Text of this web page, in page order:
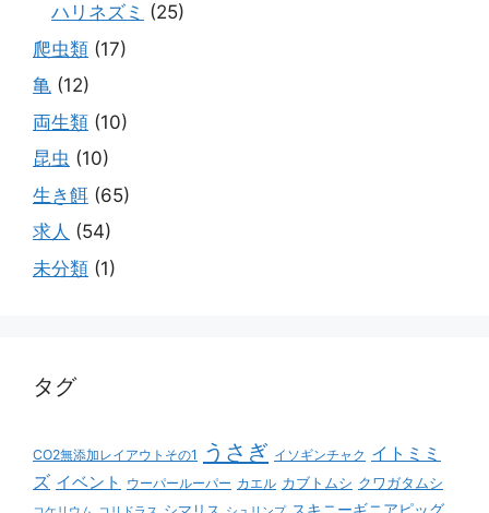
ハリネズミ (25)
爬虫類 (17)
亀 (12)
両生類 (10)
昆虫 (10)
生き餌 (65)
求人 (54)
未分類 (1)
タグ
CO2無添加レイアウトその1 うさぎ イソギンチャク イトミミ
ズ イベント ウーパールーパー カエル カブトムシ クワガタムシ
シマリス スキニーギニアピッグ